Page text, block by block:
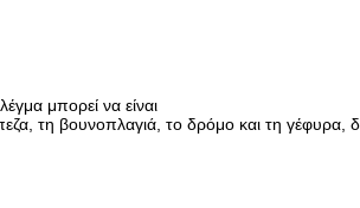
μπορεί να είναι
τη βουνοπλαγιά, το δρόμο και τη γέφυρα,